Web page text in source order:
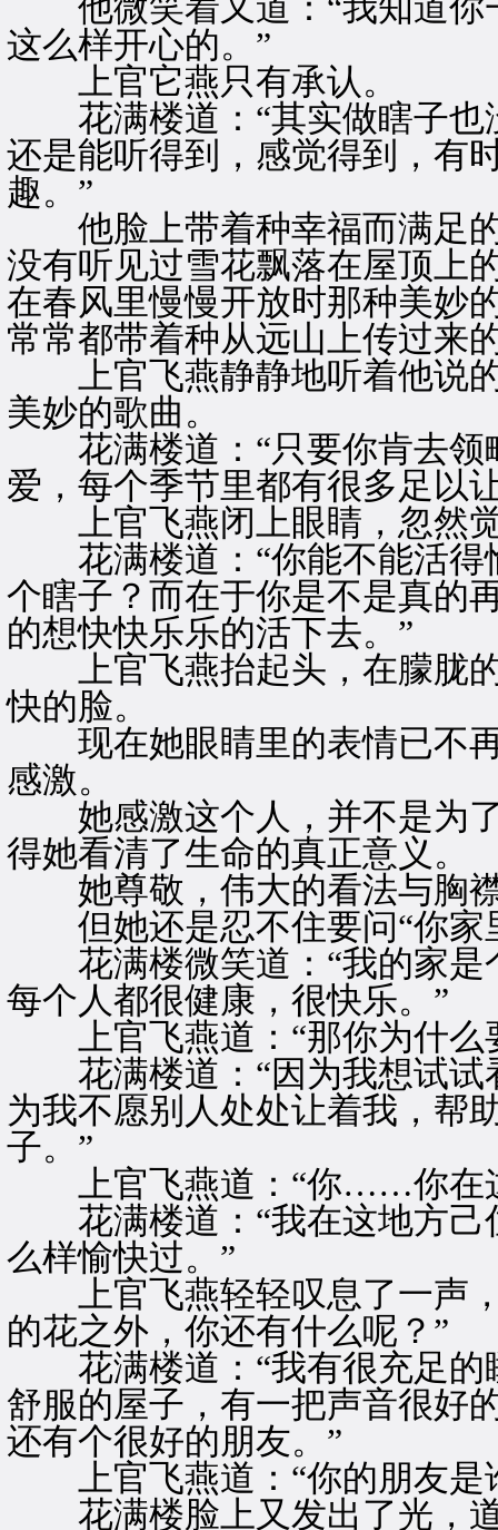
他微笑着又道：“我知道你
这么样开心的。”
上官它燕只有承认。
花满楼道：“其实做瞎子也
还是能听得到，感觉得到，有
趣。”
他脸上带着种幸福而满足的
没有听见过雪花飘落在屋顶上
在春风里慢慢开放时那种美妙
常常都带着种从远山上传过
上官飞燕静静地听着他说的
美妙的歌曲。
花满楼道：“只要你肯去领
爱，每个季节里都有很多足以
上官飞燕闭上眼睛，忽然觉
花满楼道：“你能不能活得
个瞎子？而在于你是不是真的
的想快快乐乐的活下去。”
上官飞燕抬起头，在朦胧的
快的脸。
现在她眼睛里的表情已不再
感激。
她感激这个人，并不是为了
得她看清了生命的真正意义。
她尊敬，伟大的看法与胸
但她还是忍不住要问“你家
花满楼微笑道：“我的家是
每个人都很健康，很快乐。”
上官飞燕道：“那你为什么
花满楼道：“因为我想试试
为我不愿别人处处让着我，帮
子。”
上官飞燕道：“你……你在这
花满楼道：“我在这地方己
么样愉快过。”
上官飞燕轻轻叹息了一声，
的花之外，你还有什么呢？”
花满楼道：“我有很充足的
舒服的屋子，有一把声音很好
还有个很好的朋友。”
上官飞燕道：“你的朋友是
花满楼脸上又发出了光，道